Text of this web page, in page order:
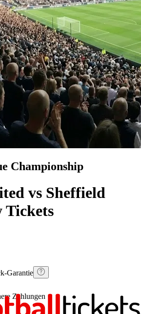
Championship
vs Sheffield
Tickets
Garantie
Zahlungen